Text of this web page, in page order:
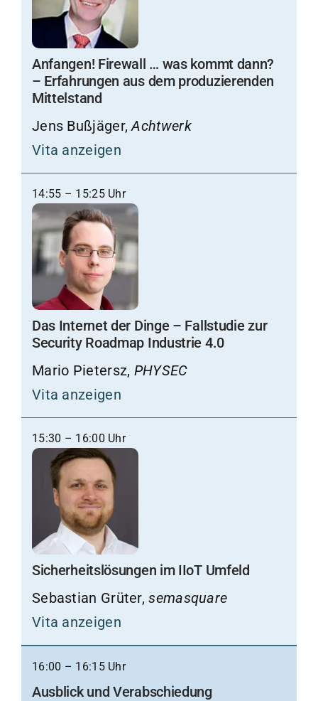
Anfangen! Firewall … was kommt dann?
– Erfahrungen aus dem produzierenden
Mittelstand
Jens Bußjäger,Achtwerk
Vita anzeigen
14:55 – 15:25 Uhr
Das Internet der Dinge – Fallstudie zur
Security Roadmap Industrie 4.0
Mario Pietersz, PHYSEC
Vita anzeigen
15:30 – 16:00 Uhr
Sicherheitslösungen im IIoT Umfeld
Sebastian Grüter,semasquare
Vita anzeigen
16:00 – 16:15 Uhr
Ausblick und Verabschiedung